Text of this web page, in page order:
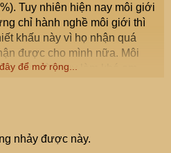
Tuy nhiên hiện nay môi giới
chỉ hành nghề môi giới thì
khấu này vì họ nhận quá
được cho mình nữa. Môi
muốn cò quay làm khó em
em ký một cái hợp đồng môi
hóa khoản tiền này nên em
thể nhận tiền giúp em
để mở rộng...
nhảy được này.